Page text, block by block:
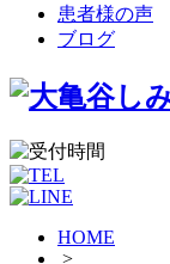
患者様の声
ブログ
HOME
>